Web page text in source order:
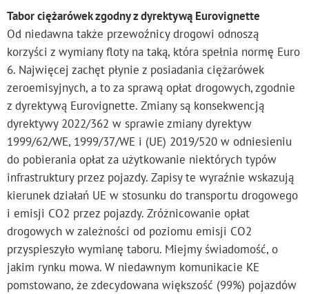
Tabor ciężarówek zgodny z dyrektywą Eurovignette
Od niedawna także przewoźnicy drogowi odnoszą
korzyści z wymiany floty na taką, która spełnia normę Euro
6. Najwięcej zachęt płynie z posiadania ciężarówek
zeroemisyjnych, a to za sprawą opłat drogowych, zgodnie
z dyrektywą Eurovignette. Zmiany są konsekwencją
dyrektywy 2022/362 w sprawie zmiany dyrektyw
1999/62/WE, 1999/37/WE i (UE) 2019/520 w odniesieniu
do pobierania opłat za użytkowanie niektórych typów
infrastruktury przez pojazdy. Zapisy te wyraźnie wskazują
kierunek działań UE w stosunku do transportu drogowego
i emisji CO2 przez pojazdy. Zróżnicowanie opłat
drogowych w zależności od poziomu emisji CO2
przyspieszyło wymianę taboru. Miejmy świadomość, o
jakim rynku mowa. W niedawnym komunikacie KE
pomstowano, że zdecydowana większość (99%) pojazdów